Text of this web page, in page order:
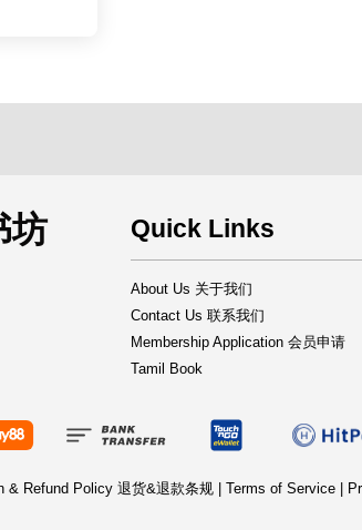
坊 Quick Links
About Us 关于我们
Contact Us 联系我们
Membership Application 会员申请
Tamil Book
& Refund Policy 退货&退款条规 Terms of Service|